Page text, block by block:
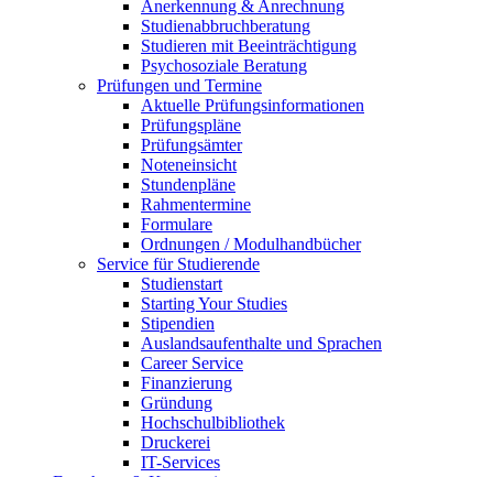
Anerkennung & Anrechnung
Studienabbruchberatung
Studieren mit Beeinträchtigung
Psychosoziale Beratung
Prüfungen und Termine
Aktuelle Prüfungsinformationen
Prüfungspläne
Prüfungsämter
Noteneinsicht
Stundenpläne
Rahmentermine
Formulare
Ordnungen / Modulhandbücher
Service für Studierende
Studienstart
Starting Your Studies
Stipendien
Auslandsaufenthalte und Sprachen
Career Service
Finanzierung
Gründung
Hochschulbibliothek
Druckerei
IT-Services